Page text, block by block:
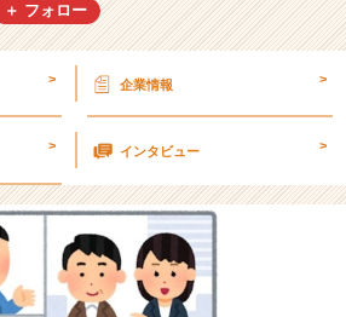
を
ま
【ア
イ
レ
ッ
ト
＋ フォロー
> 企業情報 >
> インタビュー >